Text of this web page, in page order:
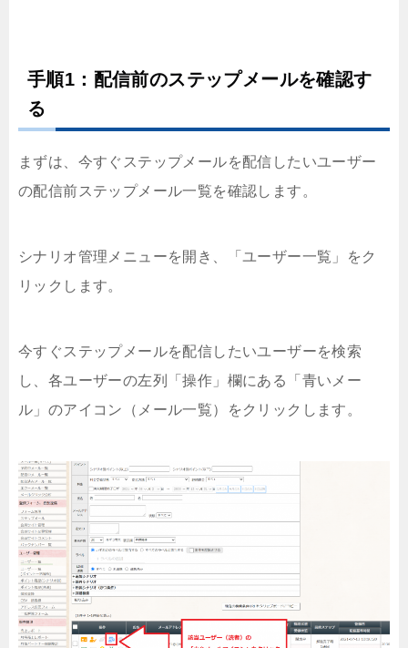
手順1：配信前のステップメールを確認す
る
まずは、今すぐステップメールを配信したいユーザー
の配信前ステップメール一覧を確認します。
シナリオ管理メニューを開き、「ユーザー一覧」をク
リックします。
今すぐステップメールを配信したいユーザーを検索
し、各ユーザーの左列「操作」欄にある「青いメー
ル」のアイコン（メール一覧）をクリックします。